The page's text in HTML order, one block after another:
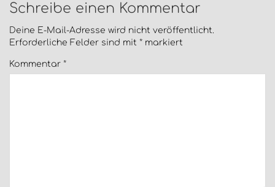
Schreibe einen Kommentar
Deine E-Mail-Adresse wird nicht veröffentlicht.
Erforderliche Felder sind mit * markiert
Kommentar *